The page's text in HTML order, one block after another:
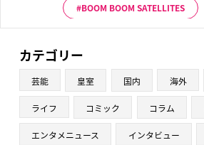
BOOM BOOM SATELLITES
カテゴリー
芸能 皇室 国内 海外
ライフ コミック コラム
エンタメニュース インタビュー